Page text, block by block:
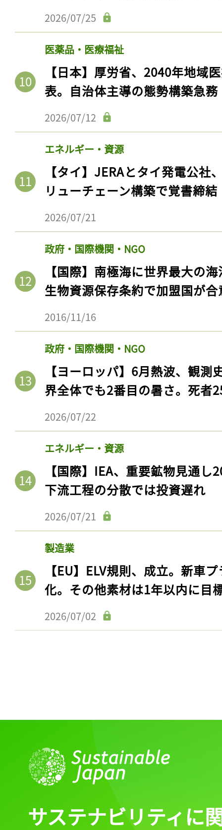
2026/07/25
医薬品・医療福祉
【日本】厚労省、2040年地域
表。自治体主導の態勢構築急務
2026/07/12
エネルギー・資源
【タイ】JERAとタイ発電公社
リューチェーン構築で覚書締結
2026/07/21
政府・国際機関・NGO
【国際】南極海に世界最大の
生物資源保存条約で加盟国が合
2016/11/16
政府・国際機関・NGO
【ヨーロッパ】6月熱波、観
界全体でも2番目の暑さ。死者
2026/07/22
エネルギー・資源
【国際】IEA、重要鉱物見通
下流工程の分散では投資遅れ
2026/07/21
製造業
【EU】ELV規則、成立。新車
化。その他素材は1年以内に目
2026/07/02
サステナビリティに